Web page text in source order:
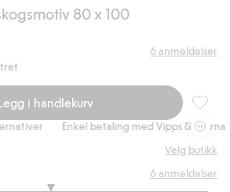
80 x 100
6 anmeldelser
i handlekurv
Enkel betaling med Vipps & Klarna
Velg butikk
6 anmeldelser